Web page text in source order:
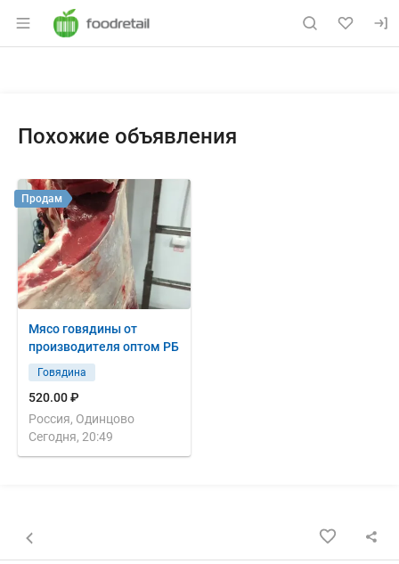
Раздел навигации по сайту
Похожие объявления
Мясо говядины от
производителя оптом РБ
Говядина
520.00 ₽
Россия, Одинцово
Сегодня, 20:49
Продам
Назад к списку объявлений